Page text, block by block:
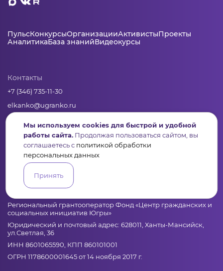
ПульсКонкурсыОрганизацииАктивистыПроекты
АналитикаБаза знанийВидеокурсы
Контакты
+7 (346) 735-11-30
elkanko@ugranko.ru
Адрес
628011, Россия, Ханты-Мансийский автономный округ – Югра,
г. Ханты-Мансийск, ул. Светлая 36
Юридическая информация
Региональный грантооператор Фонд «Центр гражданских и
социальных инициатив Югры»
Юридический и почтовый адрес: 628011, Ханты-Мансийск,
ул.Светлая, 36
ИНН 8601065590, КПП 860101001
ОГРН 1178600001645 от 14 ноября 2017 г.
Мы используем cookies для быстрой и удобной
работы сайта. Продолжая пользоваться сайтом, вы
соглашаетесь с политикой обработки
персональных данных
Принять